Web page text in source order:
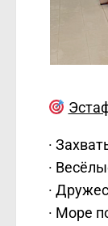
·
·
·
· Море